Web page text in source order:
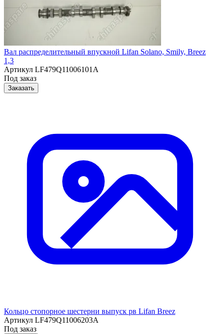
Вал распределительный впускной Lifan Solano, Smily, Breez
1,3
Артикул LF479Q11006101A
Под заказ
Заказать
Кольцо стопорное шестерни выпуск рв Lifan Breez
Артикул LF479Q11006203A
Под заказ